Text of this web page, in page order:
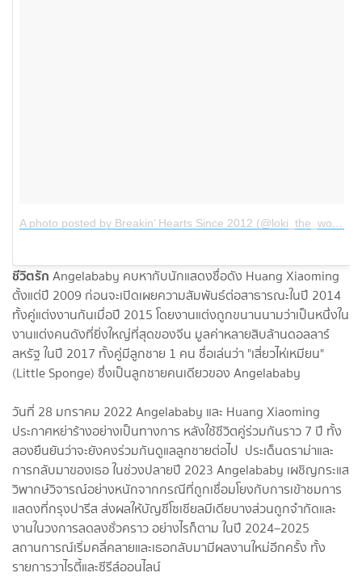
A photo posted by Breakin’ Hearts Since 2012 (@loki_the_wolfdog)
ชีวิตรัก Angelababy คบหากับนักแสดงชื่อดัง Huang Xiaoming
ตั้งแต่ปี 2009 ก่อนจะเปิดเผยความสัมพันธ์ต่อสาธารณะในปี 2014
ทั้งคู่แต่งงานกันเมื่อปี 2015 โดยงานแต่งถูกขนานนามว่าเป็นหนึ่งใน
งานแต่งคนดังที่ยิ่งใหญ่ที่สุดของจีน มูลค่าหลายสิบล้านดอลลาร์
สหรัฐ ในปี 2017 ทั้งคู่มีลูกชาย 1 คน ชื่อเล่นว่า "เสี่ยวไห่เหมียน"
(Little Sponge) ซึ่งเป็นลูกชายคนเดียวของ Angelababy
วันที่ 28 มกราคม 2022 Angelababy และ Huang Xiaoming
ประกาศหย่าร้างอย่างเป็นทางการ หลังใช้ชีวิตคู่ร่วมกันราว 7 ปี ทั้ง
สองยืนยันว่าจะยังคงร่วมกันดูแลลูกชายต่อไป ประเด็นดราม่าและ
การกลับมาของเธอ ในช่วงปลายปี 2023 Angelababy เผชิญกระแส
วิพากษ์วิจารณ์อย่างหนักจากกรณีที่ถูกเชื่อมโยงกับการเข้าชมการ
แสดงที่กรุงปารีส ส่งผลให้บัญชีโซเชียลมีเดียบางส่วนถูกจำกัดและ
งานในวงการลดลงชั่วคราว อย่างไรก็ตาม ในปี 2024–2025
สถานการณ์เริ่มคลี่คลายและเธอกลับมามีผลงานใหม่อีกครั้ง ทั้ง
รายการวาไรตี้และซีรีส์ออนไลน์